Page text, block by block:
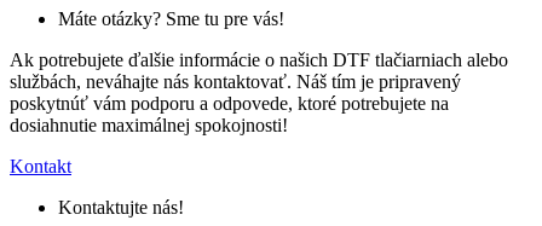
Máte otázky? Sme tu pre vás!
Ak potrebujete ďalšie informácie o našich DTF tlačiarniach alebo
službách, neváhajte nás kontaktovať. Náš tím je pripravený
poskytnúť vám podporu a odpovede, ktoré potrebujete na
dosiahnutie maximálnej spokojnosti!
Kontakt
Kontaktujte nás!